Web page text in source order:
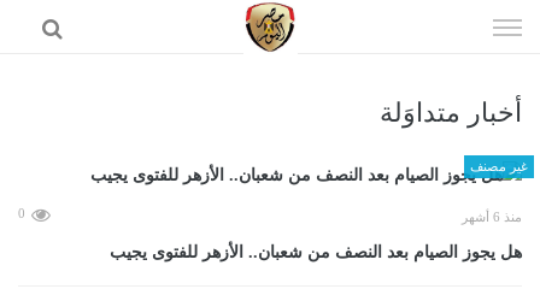
الى
أخبار متداوَلة
غير مصنف
منذ 6 أشهر 0
هل يجوز الصيام بعد النصف من شعبان.. الأزهر للفتوى يجيب